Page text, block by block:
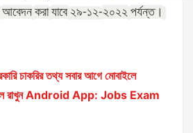
আবেদন করা যাবে ২৯-১২-২০২২ পর্যন্ত।
চাকরির তথ্য সবার আগে মোবাইলে
রাখুন Android App: Jobs Exam